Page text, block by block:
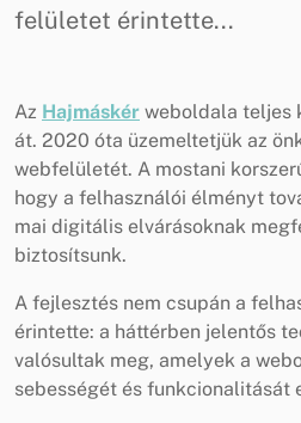
felületet érintette...
Az Hajmáskér weboldala teljes
át. 2020 óta üzemeltetjük az
webfelületét. A mostani
hogy a felhasználói élményt
mai digitális elvárásoknak
biztosítsunk.
A fejlesztés nem csupán a
érintette: a háttérben jelentős
valósultak meg, amelyek a
sebességét és funkcionalitását